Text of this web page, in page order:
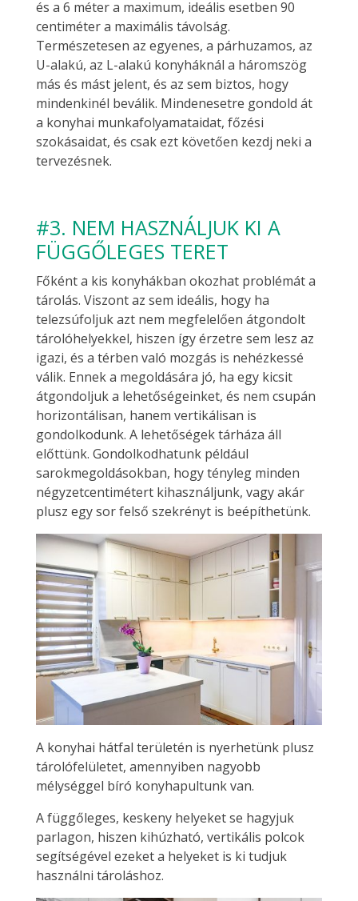
és a 6 méter a maximum, ideális esetben 90
centiméter a maximális távolság.
Természetesen az egyenes, a párhuzamos, az
U-alakú, az L-alakú konyháknál a háromszög
más és mást jelent, és az sem biztos, hogy
mindenkinél beválik. Mindenesetre gondold át
a konyhai munkafolyamataidat, főzési
szokásaidat, és csak ezt követően kezdj neki a
tervezésnek.
#3. NEM HASZNÁLJUK KI A
FÜGGŐLEGES TERET
Főként a kis konyhákban okozhat problémát a
tárolás. Viszont az sem ideális, hogy ha
telezsúfoljuk azt nem megfelelően átgondolt
tárolóhelyekkel, hiszen így érzetre sem lesz az
igazi, és a térben való mozgás is nehézkessé
válik. Ennek a megoldására jó, ha egy kicsit
átgondoljuk a lehetőségeinket, és nem csupán
horizontálisan, hanem vertikálisan is
gondolkodunk. A lehetőségek tárháza áll
előttünk. Gondolkodhatunk például
sarokmegoldásokban, hogy tényleg minden
négyzetcentimétert kihasználjunk, vagy akár
plusz egy sor felső szekrényt is beépíthetünk.
A konyhai hátfal területén is nyerhetünk plusz
tárolófelületet, amennyiben nagyobb
mélységgel bíró konyhapultunk van.
A függőleges, keskeny helyeket se hagyjuk
parlagon, hiszen kihúzható, vertikális polcok
segítségével ezeket a helyeket is ki tudjuk
használni tároláshoz.